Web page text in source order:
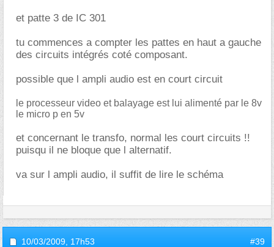
et patte 3 de IC 301
tu commences a compter les pattes en haut a gauche
des circuits intégrés coté composant.
possible que l ampli audio est en court circuit
le processeur video et balayage est lui alimenté par le 8v
le micro p en 5v
et concernant le transfo, normal les court circuits !!
puisqu il ne bloque que l alternatif.
va sur l ampli audio, il suffit de lire le schéma
10/03/2009, 17h53 #39